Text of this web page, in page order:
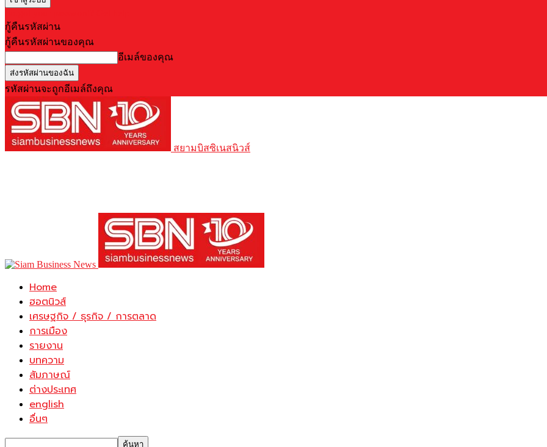
กู้คืนรหัสผ่าน
กู้คืนรหัสผ่านของคุณ
อีเมล์ของคุณ
รหัสผ่านจะถูกอีเมล์ถึงคุณ
สยามบิสซิเนสนิวส์
Home
ฮอตนิวส์
เศรษฐกิจ / ธุรกิจ / การตลาด
การเมือง
รายงาน
บทความ
สัมภาษณ์
ต่างประเทศ
english
อื่นๆ